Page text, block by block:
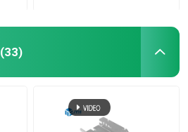
(33)